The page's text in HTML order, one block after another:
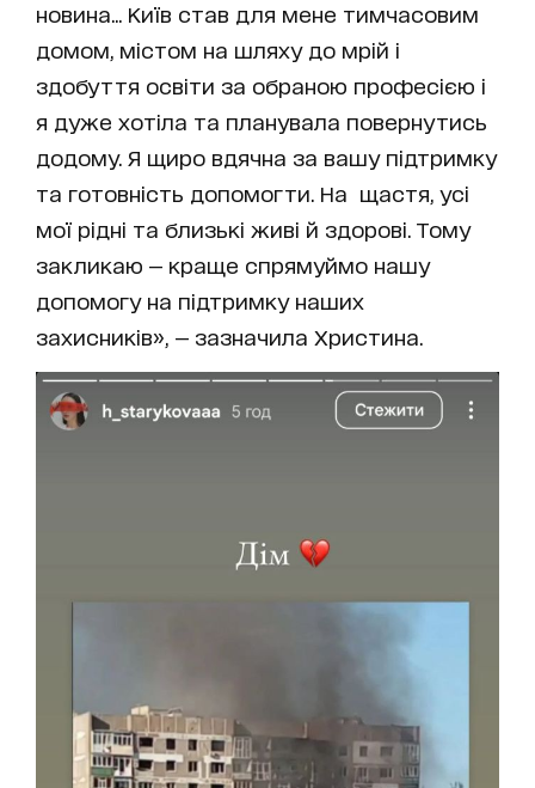
новина... Київ став для мене тимчасовим
домом, містом на шляху до мрій і
здобуття освіти за обраною професією і
я дуже хотіла та планувала повернутись
додому. Я щиро вдячна за вашу підтримку
та готовність допомогти. На щастя, усі
мої рідні та близькі живі й здорові. Тому
закликаю — краще спрямуймо нашу
допомогу на підтримку наших
захисників», — зазначила Христина.